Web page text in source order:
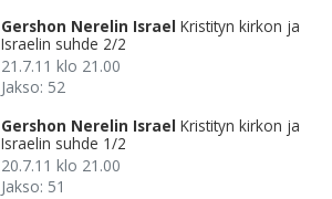
Gershon Nerelin Israel Kristityn kirkon ja
Israelin suhde 2/2
21.7.11 klo 21.00
Jakso: 52
Gershon Nerelin Israel Kristityn kirkon ja
Israelin suhde 1/2
20.7.11 klo 21.00
Jakso: 51